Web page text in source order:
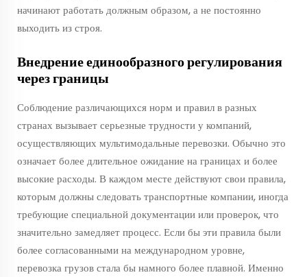
начинают работать должным образом, а не постоянно
выходить из строя.
Внедрение единообразного регулирования
через границы
Соблюдение различающихся норм и правил в разных
странах вызывает серьезные трудности у компаний,
осуществляющих мультимодальные перевозки. Обычно это
означает более длительное ожидание на границах и более
высокие расходы. В каждом месте действуют свои правила,
которым должны следовать транспортные компании, иногда
требующие специальной документации или проверок, что
значительно замедляет процесс. Если бы эти правила были
более согласованными на международном уровне,
перевозка грузов стала бы намного более плавной. Именно